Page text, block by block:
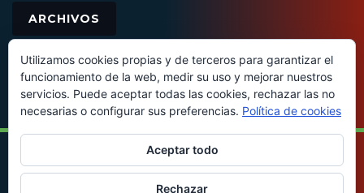
ARCHIVOS
© 2016 - Todos los derechos reservados
Utilizamos cookies propias y de terceros para garantizar el
funcionamiento de la web, medir su uso y mejorar nuestros
servicios. Puede aceptar todas las cookies, rechazar las no
necesarias o configurar sus preferencias. Política de cookies
Aceptar todo
Rechazar